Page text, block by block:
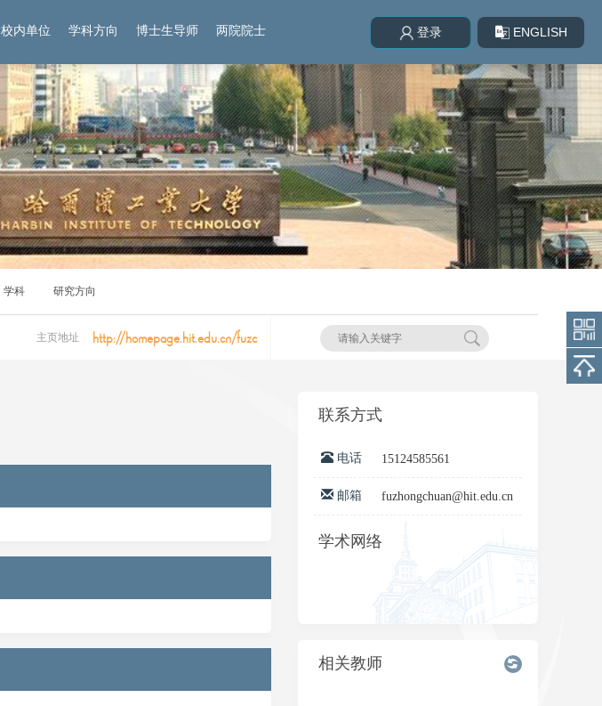
校内单位 学科方向 博士生导师 两院院士 登录 ENGLISH
学科 研究方向
主页地址 http://homepage.hit.edu.cn/fuzc
联系方式
电话 15124585561
邮箱 fuzhongchuan@hit.edu.cn
学术网络
相关教师